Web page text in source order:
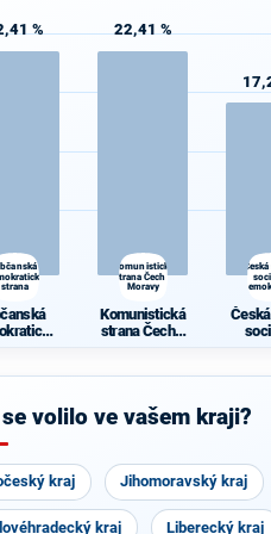
%
strana
22,41 %
Komunistická
strana Čech a
Moravy
Komunistická
strana Čech a
volilo ve vašem kraji?
kraj Jihomoravský kraj
kraj Liberecký kraj